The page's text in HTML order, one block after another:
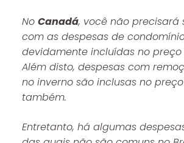
No Canadá, você não precisará
com as despesas de
devidamente incluídas no preço
Além disto, despesas com
no inverno são inclusas no
também.
Entretanto, há algumas